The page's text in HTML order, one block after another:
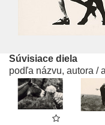
Súvisiace diela
podľa názvu, autora /